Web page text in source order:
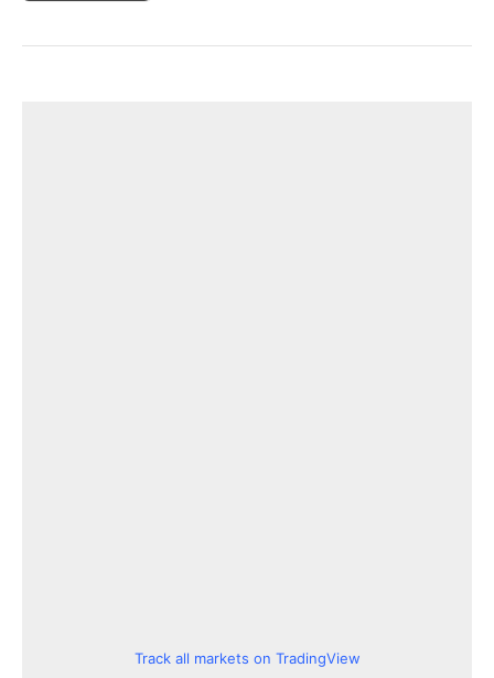
Track all markets on TradingView